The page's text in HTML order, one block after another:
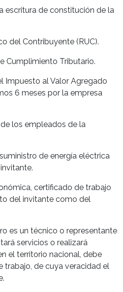
escritura de constitución de la
del Contribuyente (RUC).
Cumplimiento Tributario.
Impuesto al Valor Agregado
6 meses por la empresa
los empleados de la
de energía eléctrica
certificado de trabajo
del invitante como del
es un técnico o representante
servicios o realizará
el territorio nacional, debe
trabajo, de cuya veracidad el